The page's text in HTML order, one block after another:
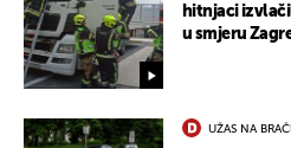
hitnjaci
u smjeru
UŽAS NA